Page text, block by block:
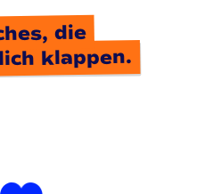
die
klappen.